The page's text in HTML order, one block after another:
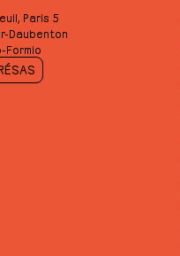
Paris 5
Daubenton
Formio